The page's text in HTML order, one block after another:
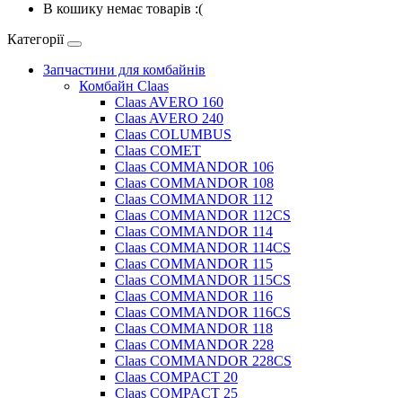
В кошику немає товарів :(
Категорії
Запчастини для комбайнів
Комбайн Claas
Claas AVERO 160
Claas AVERO 240
Claas COLUMBUS
Claas COMET
Claas COMMANDOR 106
Claas COMMANDOR 108
Claas COMMANDOR 112
Claas COMMANDOR 112CS
Claas COMMANDOR 114
Claas COMMANDOR 114CS
Claas COMMANDOR 115
Claas COMMANDOR 115CS
Claas COMMANDOR 116
Claas COMMANDOR 116CS
Claas COMMANDOR 118
Claas COMMANDOR 228
Claas COMMANDOR 228CS
Claas COMPACT 20
Claas COMPACT 25